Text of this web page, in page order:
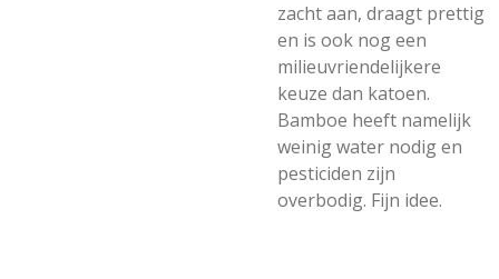
zacht aan, draagt prettig
en is ook nog een
milieuvriendelijkere
keuze dan katoen.
Bamboe heeft namelijk
weinig water nodig en
pesticiden zijn
overbodig. Fijn idee.